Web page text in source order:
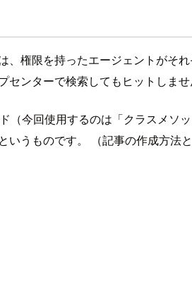
権限を持ったエージェントがそ
ンターで検索してもヒットしませ
今回使用するのは「クラスメソ
うものです。 （記事の作成方法